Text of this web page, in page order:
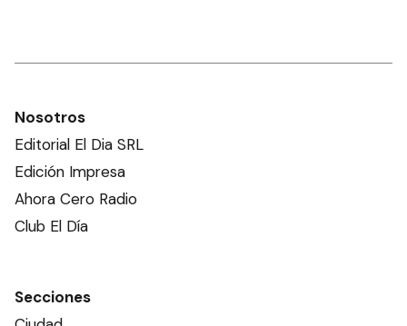
Nosotros
Editorial El Dia SRL
Edición Impresa
Ahora Cero Radio
Club El Día
Secciones